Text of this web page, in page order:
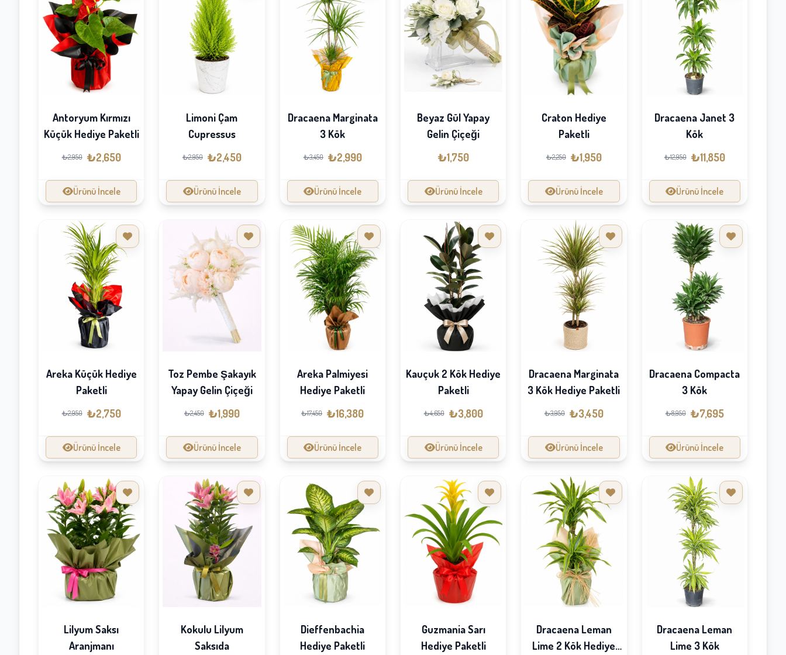
Antoryum Kırmızı
Küçük Hediye Paketli
₺2,950 ₺2,650
Ürünü İncele
Limoni Çam
Cupressus
₺2,950 ₺2,450
Ürünü İncele
Dracaena Marginata
3 Kök
₺3,450 ₺2,990
Ürünü İncele
Beyaz Gül Yapay
Gelin Çiçeği
₺1,750
Ürünü İncele
Craton Hediye
Paketli
₺2,250 ₺1,950
Ürünü İncele
Dracaena Janet 3
Kök
₺12,950 ₺11,850
Ürünü İncele
Areka Küçük Hediye
Paketli
₺2,950 ₺2,750
Ürünü İncele
Toz Pembe Şakayık
Yapay Gelin Çiçeği
₺2,450 ₺1,990
Ürünü İncele
Areka Palmiyesi
Hediye Paketli
₺17,450 ₺16,380
Ürünü İncele
Kauçuk 2 Kök Hediye
Paketli
₺4,650 ₺3,800
Ürünü İncele
Dracaena Marginata
3 Kök Hediye Paketli
₺3,950 ₺3,450
Ürünü İncele
Dracaena Compacta
3 Kök
₺8,950 ₺7,695
Ürünü İncele
Lilyum Saksı
Aranjmanı
Kokulu Lilyum
Saksıda
Dieffenbachia
Hediye Paketli
Guzmania Sarı
Hediye Paketli
Dracaena Leman
Lime 2 Kök Hediye
Dracaena Leman
Lime 3 Kök